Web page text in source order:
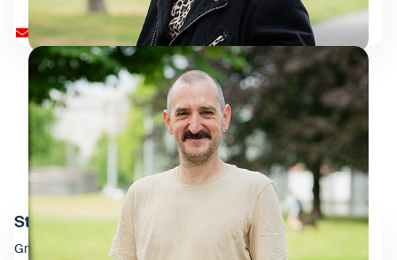
barbara.stoehr@wienxtra.at
Stefan Rauter
Grafik